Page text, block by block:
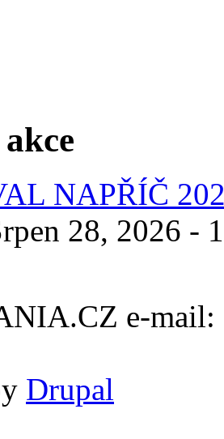
NAPŘÍČ
28, 2026 -
e-mail:
Drupal